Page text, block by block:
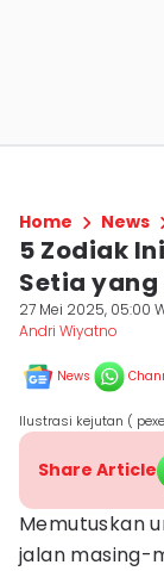
Home News
5 Zodiak
Setia yang
27 Mei 2025, 05:00
Andri Wiyatno
News
Ilustrasi kejutan (
Share Article
Memutuskan
jalan masing-